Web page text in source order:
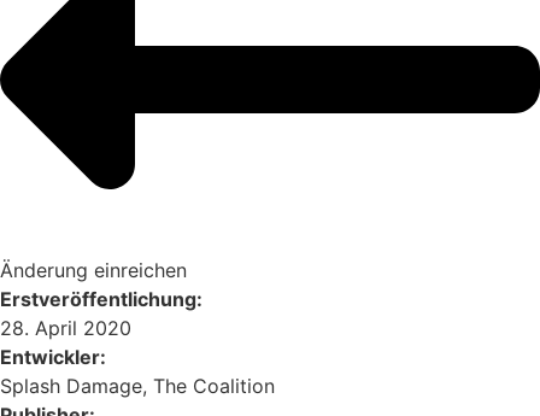
Änderung einreichen
Erstveröffentlichung:
28. April 2020
Entwickler:
Splash Damage, The Coalition